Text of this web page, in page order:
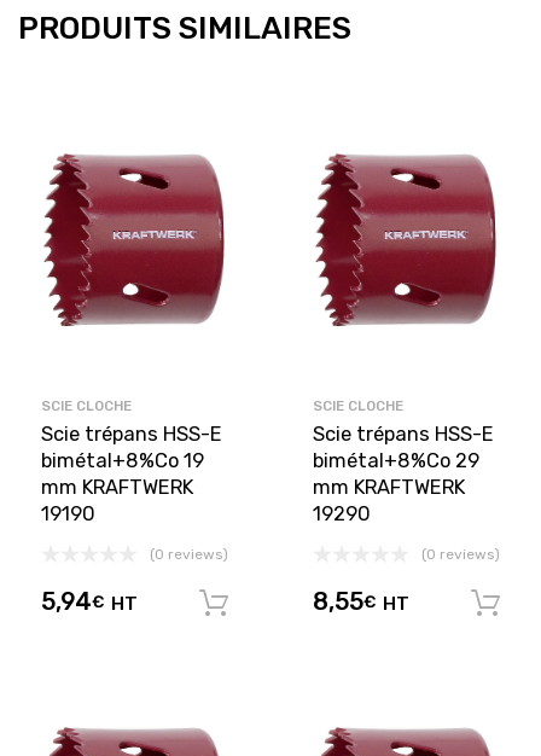
PRODUITS SIMILAIRES
SCIE CLOCHE
Scie trépans HSS-E
bimétal+8%Co 19
mm KRAFTWERK
19190
(0 reviews)
5,94€ HT Ajouter au panier
SCIE CLOCHE
Scie trépans HSS-E
bimétal+8%Co 29
mm KRAFTWERK
19290
(0 reviews)
8,55€ HT